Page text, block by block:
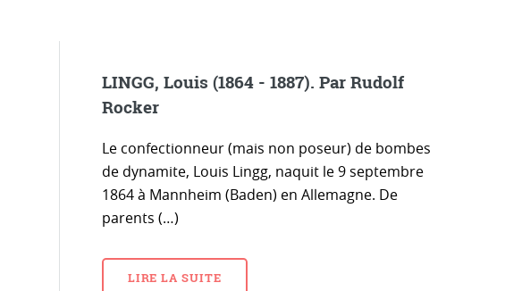
LINGG, Louis (1864 - 1887). Par Rudolf
Rocker
Le confectionneur (mais non poseur) de bombes
de dynamite, Louis Lingg, naquit le 9 septembre
1864 à Mannheim (Baden) en Allemagne. De
parents (…)
LIRE LA SUITE